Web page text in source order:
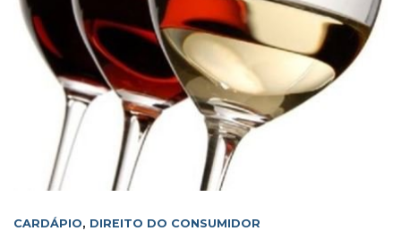
CARDÁPIO, DIREITO DO CONSUMIDOR